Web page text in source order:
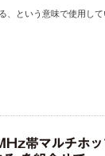
、という意味で使用し